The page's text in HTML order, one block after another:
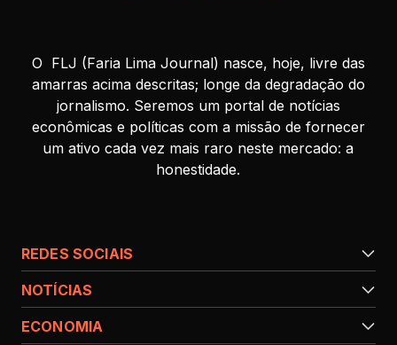
O FLJ (Faria Lima Journal) nasce, hoje, livre das
amarras acima descritas; longe da degradação do
jornalismo. Seremos um portal de notícias
econômicas e políticas com a missão de fornecer
um ativo cada vez mais raro neste mercado: a
honestidade.
REDES SOCIAIS
NOTÍCIAS
ECONOMIA